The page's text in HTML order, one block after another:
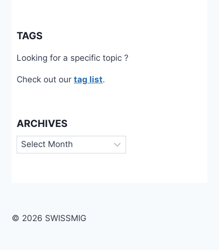
TAGS
Looking for a specific topic ?
Check out our tag list.
ARCHIVES
Archives
© 2026 SWISSMIG